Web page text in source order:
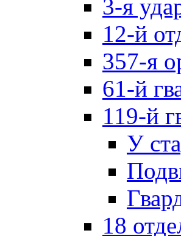
3-я
12-й
357-я
61-й
119-й
У
18